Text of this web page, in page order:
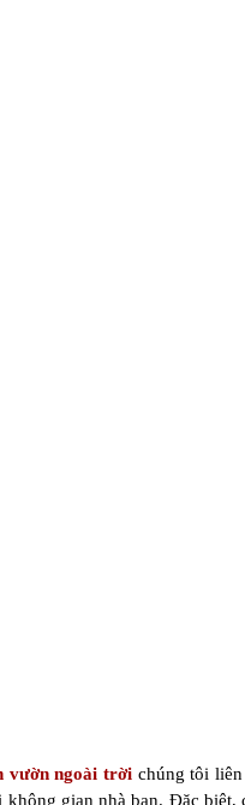
vườn ngoài trờichúng tôi liên
gian nhà bạn. Đặc